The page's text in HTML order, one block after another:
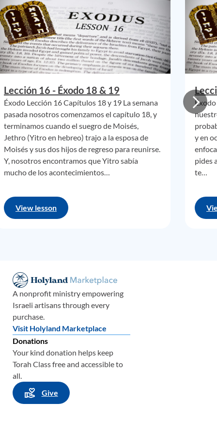
en
se
así
Lección 16 - Éxodo 18 & 19
Éxodo Lección 16 Capítulos 18 y 19 La semana
pasada nosotros comenzamos el capítulo 18, y
terminamos cuando el suegro de Moisés,
Jethro (Yitro en hebreo) trajo a la esposa de
Moisés y sus dos hijos de regreso para reunirse.
Y, nosotros encontramos que Yitro sabía
mucho de los acontecimientos…
View lesson
y en
pides
te…
A nonprofit ministry empowering
Israeli artisans through every
purchase.
Visit Holyland Marketplace
Donations
Your kind donation helps keep
Torah Class free and accessible to
all.
Give